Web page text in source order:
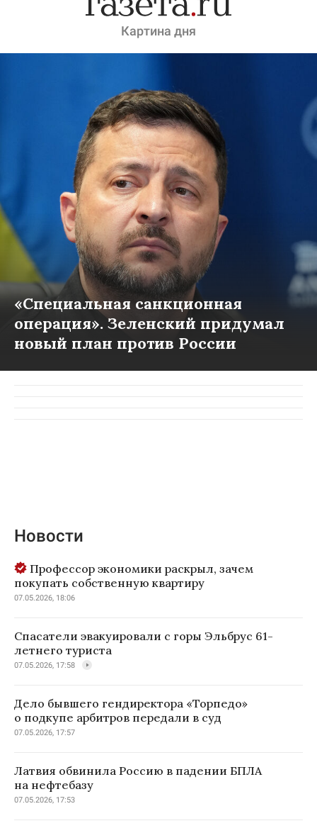
Картина дня
«Специальная санкционная
операция». Зеленский придумал
новый план против России
Новости
Профессор экономики раскрыл, зачем
покупать собственную квартиру
07.05.2026, 18:06
Спасатели эвакуировали с горы Эльбрус 61-
летнего туриста
07.05.2026, 17:58
Дело бывшего гендиректора «Торпедо»
о подкупе арбитров передали в суд
07.05.2026, 17:57
Латвия обвинила Россию в падении БПЛА
на нефтебазу
07.05.2026, 17:53